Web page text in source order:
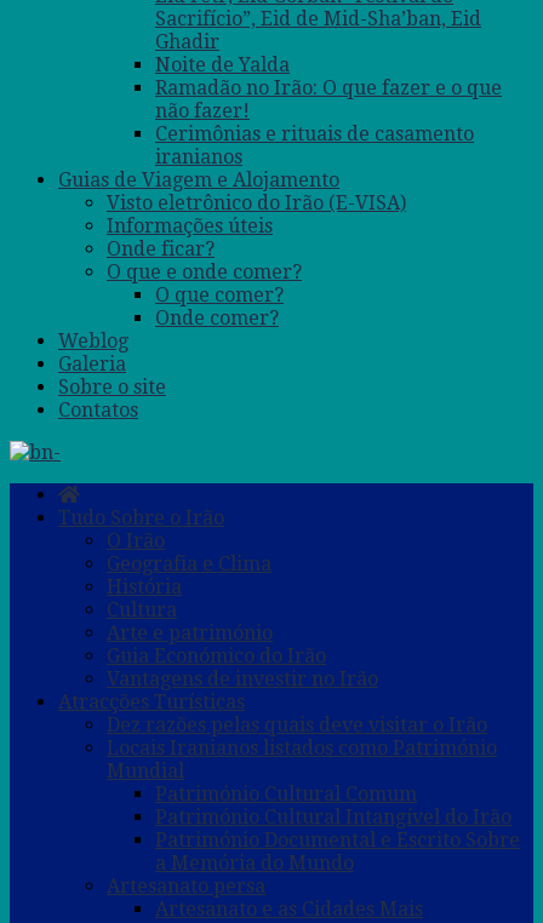
Sacrifício”, Eid de Mid-Sha’ban, Eid
Ghadir
Noite de Yalda
Ramadão no Irão: O que fazer e o que
não fazer!
Cerimônias e rituais de casamento
iranianos
Guias de Viagem e Alojamento
Visto eletrônico do Irão (E-VISA)
Informações úteis
Onde ficar?
O que e onde comer?
O que comer?
Onde comer?
Weblog
Galeria
Sobre o site
Contatos
Tudo Sobre o Irão
O Irão
Geografia e Clima
História
Cultura
Arte e património
Guia Económico do Irão
Vantagens de investir no Irão
Atracções Turísticas
Dez razões pelas quais deve visitar o Irão
Locais Iranianos listados como Património
Mundial
Património Cultural Comum
Património Cultural Intangível do Irão
Património Documental e Escrito Sobre
a Memória do Mundo
Artesanato persa
Artesanato e as Cidades Mais